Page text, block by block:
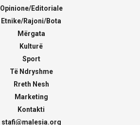
Opinione/Editoriale
Etnike/Rajoni/Bota
Mërgata
Kulturë
Sport
Të Ndryshme
Rreth Nesh
Marketing
Kontakti
stafi@malesia.org